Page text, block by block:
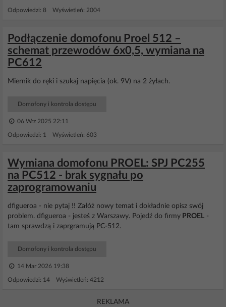
Odpowiedzi: 8 Wyświetleń: 2004
Podłączenie domofonu Proel 512 –
schemat przewodów 6x0,5, wymiana na
PC612
Miernik do ręki i szukaj napięcia (ok. 9V) na 2 żyłach.
Domofony i kontrola dostępu
06 Wrz 2025 22:11
Odpowiedzi: 1 Wyświetleń: 603
Wymiana domofonu PROEL: SPJ PC255
na PC512 - brak sygnału po
zaprogramowaniu
dfigueroa - nie pytaj !! Załóż nowy temat i dokładnie opisz swój
problem. dfigueroa - jesteś z Warszawy. Pojedź do firmy PROEL -
tam sprawdzą i zaprgramują PC-512.
Domofony i kontrola dostępu
14 Mar 2026 19:38
Odpowiedzi: 14 Wyświetleń: 4212
REKLAMA